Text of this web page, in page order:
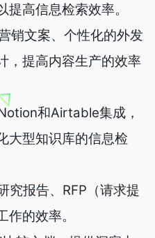
高信息检索效率。
销文案、个性化的外发
，提高内容生产的效率
和Airtable集成，
大型知识库的信息检
究报告、RFP（请求提
的效率。